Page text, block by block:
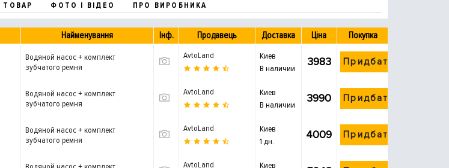
ТОВАР ФОТО І ВІДЕО ПРО ВИРОБНИКА
Найменування Інф. Продавець Доставка Ціна Покупка
Водяной насос + комплект
зубчатого ремня
AvtoLand
Киев
В наличии
3983 Придбати
Водяной насос + комплект
зубчатого ремня
AvtoLand
Киев
В наличии
3990 Придбати
Водяной насос + комплект
зубчатого ремня
AvtoLand
Киев
1 дн.
4009 Придбати
AvtoLand
Киев